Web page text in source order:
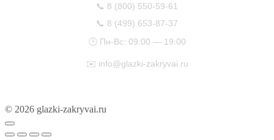
📞 8 (800) 550-59-61
📞 8 (499) 653-87-37
🕒 Пн-Вс: 09:00 — 19:00
✉️ info@glazki-zakryvai.ru
© 2026 glazki-zakryvai.ru